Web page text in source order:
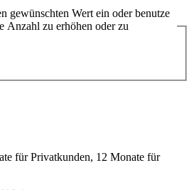
gewünschten Wert ein oder benutze
Anzahl zu erhöhen oder zu
für Privatkunden, 12 Monate für